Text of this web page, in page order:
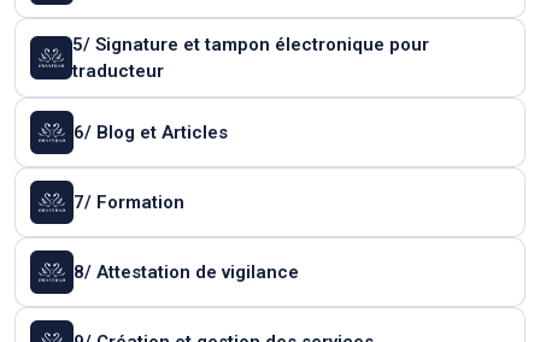
5/ Signature et tampon électronique pour
traducteur
6/ Blog et Articles
7/ Formation
8/ Attestation de vigilance